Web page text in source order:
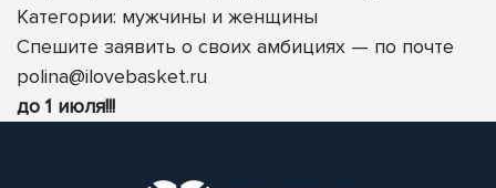
Категории: мужчины и женщины
Спешите заявить о своих амбициях — по почте
polina@ilovebasket.ru
до 1 июля!!!